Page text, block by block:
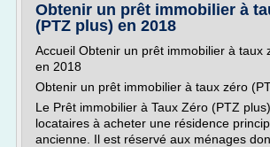
Obtenir un prêt immobilier à
(PTZ plus) en 2018
Accueil Obtenir un prêt immobilier à taux
en 2018
Obtenir un prêt immobilier à taux zéro
Le Prêt immobilier à Taux Zéro (PTZ
locataires à acheter une résidence
ancienne. Il est réservé aux ménages